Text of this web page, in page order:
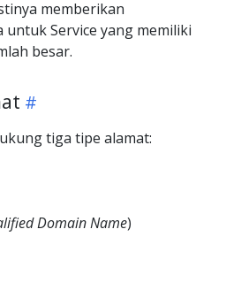
memberikan
Service yang memiliki
besar.
tiga tipe alamat:
Domain Name)